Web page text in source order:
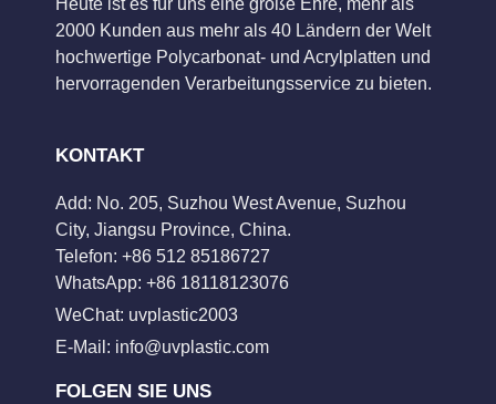
Heute ist es für uns eine große Ehre, mehr als
2000 Kunden aus mehr als 40 Ländern der Welt
hochwertige Polycarbonat- und Acrylplatten und
hervorragenden Verarbeitungsservice zu bieten.
KONTAKT
Add: No. 205, Suzhou West Avenue, Suzhou
City, Jiangsu Province, China.
Telefon: +86 512 85186727
WhatsApp: +86 18118123076
WeChat: uvplastic2003
E-Mail: info@uvplastic.com
FOLGEN SIE UNS